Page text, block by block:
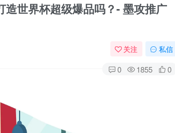
世界杯超级爆品吗？- 墨攻推广
关注 私信
0 1855 0